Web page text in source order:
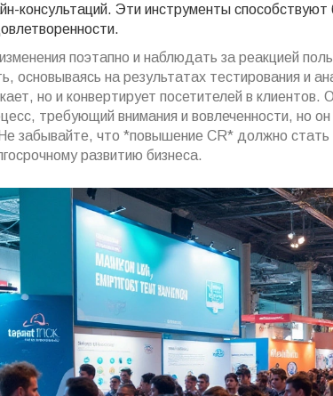
консультаций. Эти инструменты
поэтапно и наблюдать за реакцией
основываясь на результатах тестирования и
но и конвертирует посетителей в
требующий внимания и вовлеченности, но
забывайте, что *повышение CR* должно стать
развитию бизнеса.